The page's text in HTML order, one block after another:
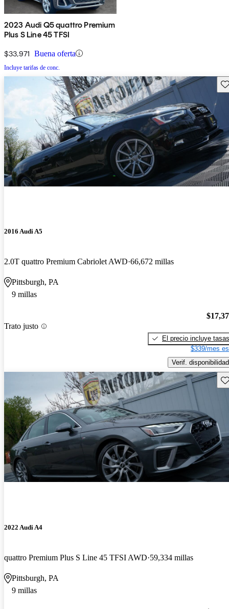
2023 Audi Q5 quattro Premium
Plus S Line 45 TFSI
$33,971 Buena oferta
Incluye tarifas de conc.
2016 Audi A5
2.0T quattro Premium Cabriolet AWD 66,672 millas
Pittsburgh, PA
9 millas
Trato justo
El precio incluye tasas
$339/mes
Verif. disponibilidad
2022 Audi A4
quattro Premium Plus S Line 45 TFSI AWD 59,334 millas
Pittsburgh, PA
9 millas